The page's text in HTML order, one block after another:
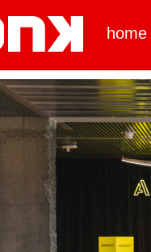
home